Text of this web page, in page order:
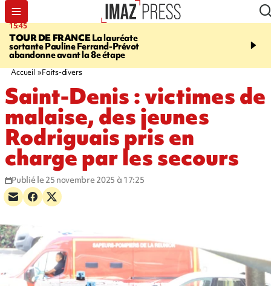
15:45
TOUR DE FRANCELa lauréate
sortante Pauline Ferrand-Prévot
abandonne avant la 8e étape
20:17
routière, concours de
Accueil Faits-divers
Saint-Denis : victimes de
malaise, des jeunes
Rodriguais pris en
charge par les secours
Publié le 25 novembre 2025 à 17:25